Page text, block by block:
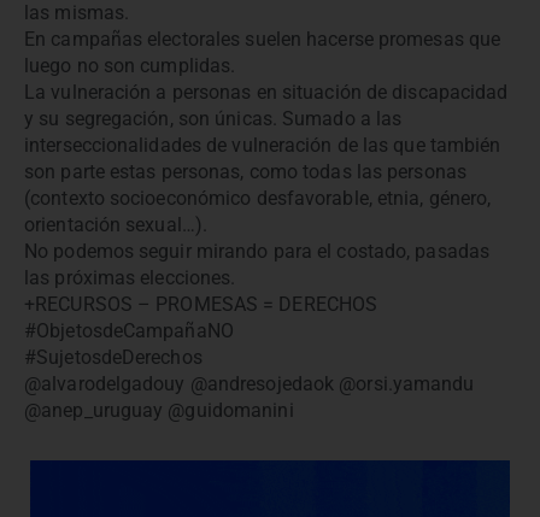
las mismas.
En campañas electorales suelen hacerse promesas que
luego no son cumplidas.
La vulneración a personas en situación de discapacidad
y su segregación, son únicas. Sumado a las
interseccionalidades de vulneración de las que también
son parte estas personas, como todas las personas
(contexto socioeconómico desfavorable, etnia, género,
orientación sexual…).
No podemos seguir mirando para el costado, pasadas
las próximas elecciones.
+RECURSOS – PROMESAS = DERECHOS
#ObjetosdeCampañaNO
#SujetosdeDerechos
@alvarodelgadouy @andresojedaok @orsi.yamandu
@anep_uruguay @guidomanini